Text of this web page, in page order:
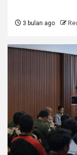
3 bulan ago